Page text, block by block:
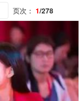
页次： 1/278